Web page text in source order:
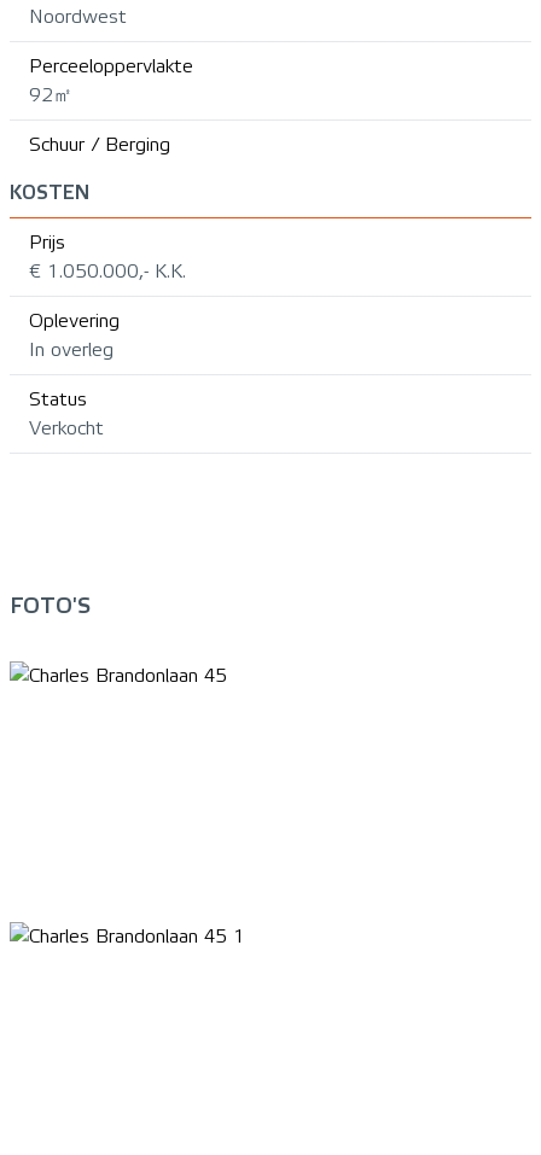
Noordwest
Perceeloppervlakte
92㎡
Schuur / Berging
KOSTEN
Prijs
€ 1.050.000,- K.K.
Oplevering
In overleg
Status
Verkocht
FOTO'S